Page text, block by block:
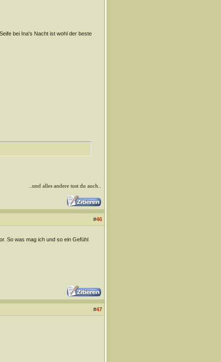
bei Ina's Nacht ist wohl der beste
..und alles andere tust du auch..
#46
So was mag ich und so ein Gefühl
#47